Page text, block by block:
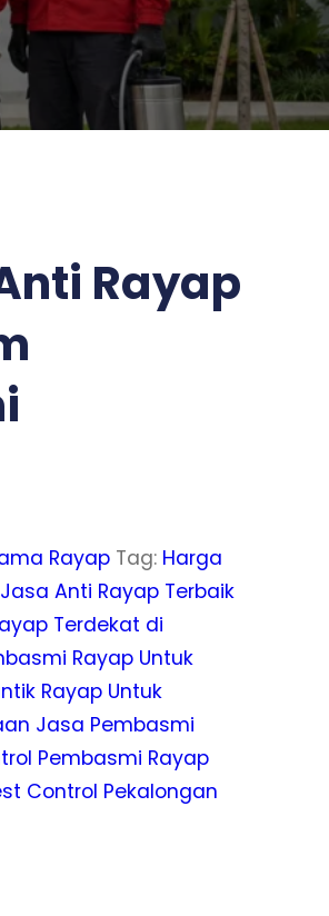
Rayap
Rayap Tag: Harga
Jasa Anti Rayap Terbaik
Terdekat di
Rayap Untuk
Rayap Untuk
Jasa Pembasmi
Pembasmi Rayap
Control Pekalongan